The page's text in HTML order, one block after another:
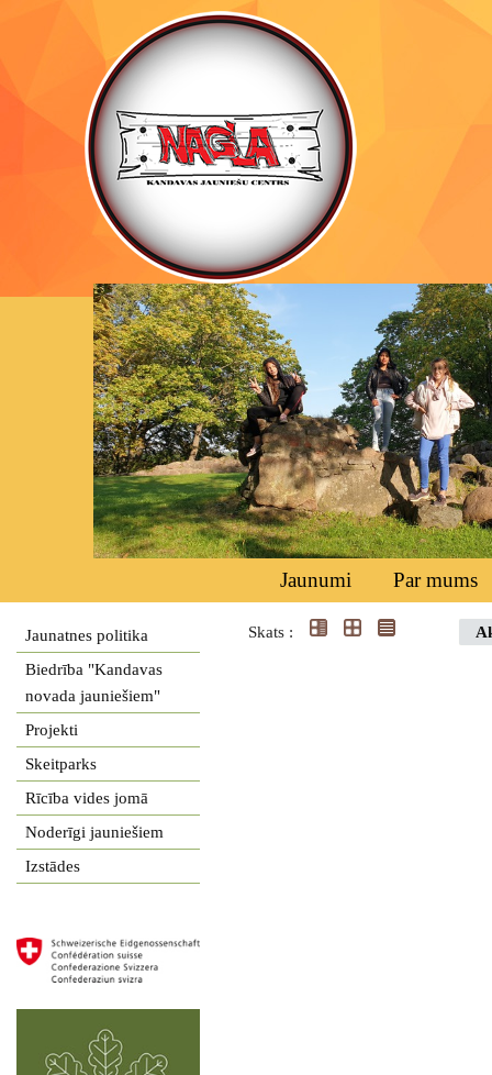
Jaunumi Par mums
Jaunatnes politika
Biedrība "Kandavas
novada jauniešiem"
Projekti
Skeitparks
Rīcība vides jomā
Noderīgi jauniešiem
Izstādes
Skats :